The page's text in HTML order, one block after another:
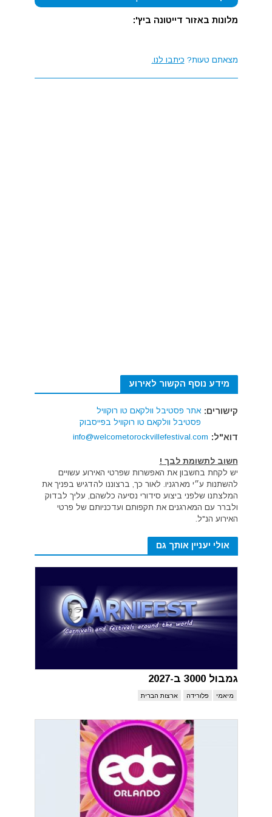
מלונות באזור דייטונה ביץ':
מצאתם טעות? כיתבו לנו.
מידע נוסף הקשור לאירוע
קישורים: אתר פסטיבל וולקאם טו רוקוויל
פסטיבל וולקאם טו רוקוויל בפייסבוק
דוא"ל: info@welcometorockvillefestival.com
חשוב לתשומת לבך !
יש לקחת בחשבון את האפשרות שפרטי האירוע עשויים
להשתנות ע״י מארגניו. לאור כך, ברצוננו להדגיש בפניך את
המלצתנו שלפני ביצוע סידורי נסיעה כלשהם, עליך לבדוק
ולברר עם המארגנים את תקפותם ועדכניותם של פרטי
האירוע הנ"ל.
אולי יעניין אותך גם
גמבול 3000 ב-2027
מיאמי פלורידה ארצות הברית